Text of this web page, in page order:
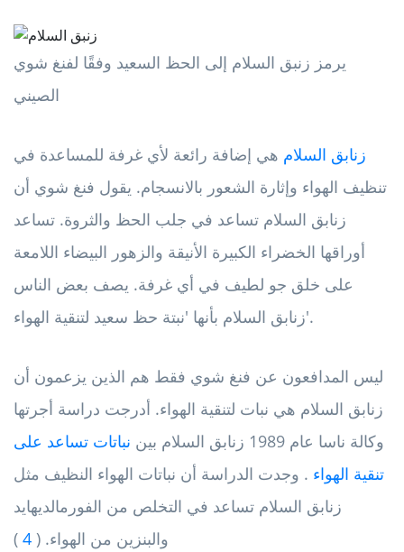
يرمز زنبق السلام إلى الحظ السعيد وفقًا لفنغ شوي
الصيني
زنابق السلام هي إضافة رائعة لأي غرفة للمساعدة في
تنظيف الهواء وإثارة الشعور بالانسجام. يقول فنغ شوي أن
زنابق السلام تساعد في جلب الحظ والثروة. تساعد
أوراقها الخضراء الكبيرة الأنيقة والزهور البيضاء اللامعة
على خلق جو لطيف في أي غرفة. يصف بعض الناس
زنابق السلام بأنها 'نبتة حظ سعيد لتنقية الهواء'.
ليس المدافعون عن فنغ شوي فقط هم الذين يزعمون أن
زنابق السلام هي نبات لتنقية الهواء. أدرجت دراسة أجرتها
وكالة ناسا عام 1989 زنابق السلام بين
نباتات تساعد على
تنقية الهواء . وجدت الدراسة أن نباتات الهواء النظيف مثل
زنابق السلام تساعد في التخلص من الفورمالديهايد
والبنزين من الهواء. ( 4
)